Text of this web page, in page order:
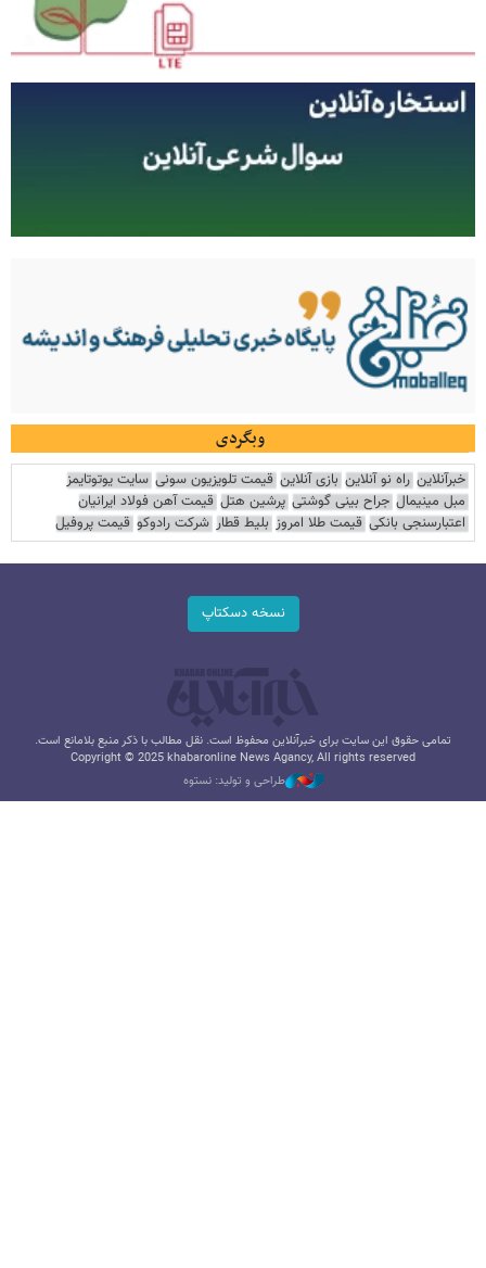
وبگردی
خبرآنلاین راه نو آنلاین بازی آنلاین قیمت تلویزیون سونی سایت یوتوتایمز
مبل مینیمال جراح بینی گوشتی پرشین هتل قیمت آهن فولاد ایرانیان
اعتبارسنجی بانکی قیمت طلا امروز بلیط قطار شرکت رادوکو قیمت پروفیل
نسخه دسکتاپ
تمامی حقوق این سایت برای خبرآنلاین محفوظ است. نقل مطالب با ذکر منبع بلامانع است.
Copyright © 2025 khabaronline News Agancy, All rights reserved
طراحی و تولید: نستوه